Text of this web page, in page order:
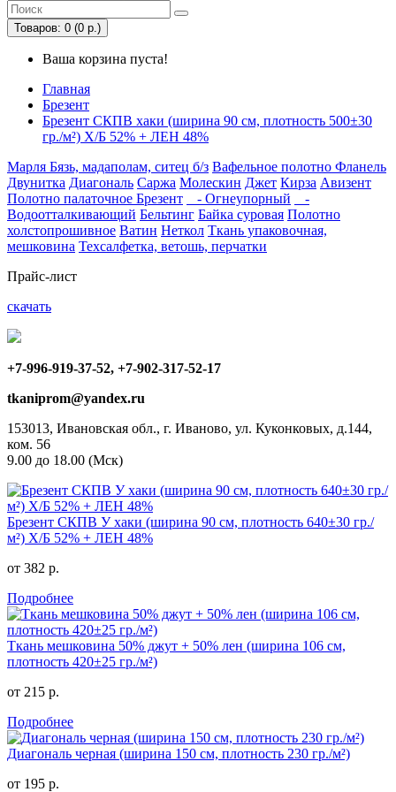
Товаров: 0 (0 р.)
Ваша корзина пуста!
Главная
Брезент
Брезент СКПВ хаки (ширина 90 см, плотность 500±30
гр./м²) Х/Б 52% + ЛЕН 48%
Марля Бязь, мадаполам, ситец б/з Вафельное полотно Фланель
Двунитка Диагональ Саржа Молескин Джет Кирза Авизент
Полотно палаточное Брезент - Огнеупорный
-
Водоотталкивающий Бельтинг Байка суровая Полотно
холстопрошивное Ватин Неткол Ткань упаковочная,
мешковина Техсалфетка, ветошь, перчатки
Прайс-лист
скачать
+7-996-919-37-52, +7-902-317-52-17
tkaniprom@yandex.ru
153013, Ивановская обл., г. Иваново, ул. Куконковых, д.144,
ком. 56
9.00 до 18.00 (Мск)
Брезент СКПВ У хаки (ширина 90 см, плотность 640±30 гр./
м²) Х/Б 52% + ЛЕН 48%
от 382 р.
Подробнее
Ткань мешковина 50% джут + 50% лен (ширина 106 см,
плотность 420±25 гр./м²)
от 215 р.
Подробнее
Диагональ черная (ширина 150 см, плотность 230 гр./м²)
от 195 р.